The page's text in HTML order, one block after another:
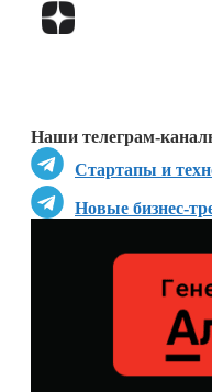
Наши телеграм-
Стартапы и
Новые бизнес-